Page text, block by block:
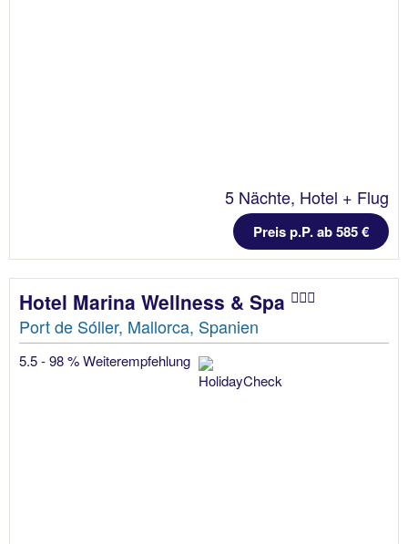
5 Nächte, Hotel + Flug
Preis p.P. ab 585 €
Hotel Marina Wellness & Spa
Port de Sóller, Mallorca, Spanien
5.5 - 98 % Weiterempfehlung